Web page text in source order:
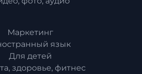
Маркетинг
язык
Для детей
здоровье, фитнес